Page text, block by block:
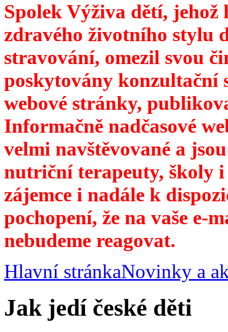
Spolek Výživa dětí,
zdravého životního stylu
stravování, omezil svou
poskytovány konzultační
webové stránky,
Informačně nadčasové
velmi navštěvované a
nutriční terapeuty, školy
zájemce i nadále k
pochopení, že na vaše e-
nebudeme reagovat.
Hlavní stránkaNovinky a
Jak jedí české děti